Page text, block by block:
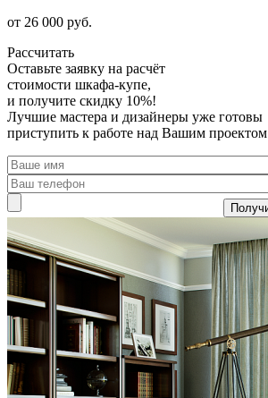
от 26 000 руб.
Рассчитать
Оставьте заявку на расчёт
стоимости шкафа-купе,
и получите скидку 10%!
Лучшие мастера и дизайнеры уже готовы
приступить к работе над Вашим проектом